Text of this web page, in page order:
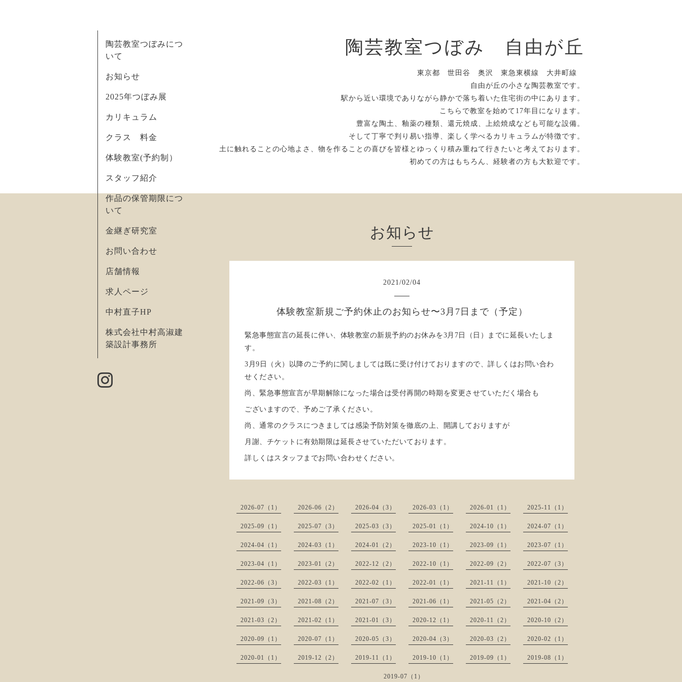
陶芸教室つぼみ 自由が丘
東京都 世田谷 奥沢 東急東横線 大井町線
自由が丘の小さな陶芸教室です。
駅から近い環境でありながら静かで落ち着いた住宅街の中にあります。
こちらで教室を始めて17年目になります。
豊富な陶土、釉薬の種類、還元焼成、上絵焼成なども可能な設備。
そして丁寧で判り易い指導、楽しく学べるカリキュラムが特徴です。
土に触れることの心地よさ、物を作ることの喜びを皆様とゆっくり積み重ねて行きたいと考えております。
初めての方はもちろん、経験者の方も大歓迎です。
陶芸教室つぼみにつ
いて
お知らせ
2025年つぼみ展
カリキュラム
クラス 料金
体験教室(予約制）
スタッフ紹介
作品の保管期限につ
いて
金継ぎ研究室
お問い合わせ
店舗情報
求人ページ
中村直子HP
株式会社中村高淑建
築設計事務所
お知らせ
2021/02/04
体験教室新規ご予約休止のお知らせ〜3月7日まで（予定）
緊急事態宣言の延長に伴い、体験教室の新規予約のお休みを3月7日（日）までに延長いたしま
す。
3月9日（火）以降のご予約に関しましては既に受け付けておりますので、詳しくはお問い合わ
せください。
尚、緊急事態宣言が早期解除になった場合は受付再開の時期を変更させていただく場合も
ございますので、予めご了承ください。
尚、通常のクラスにつきましては感染予防対策を徹底の上、開講しておりますが
月謝、チケットに有効期限は延長させていただいております。
詳しくはスタッフまでお問い合わせください。
2026-07（1） 2026-06（2） 2026-04（3） 2026-03（1） 2026-01（1） 2025-11（1）
2025-09（1） 2025-07（3） 2025-03（3） 2025-01（1） 2024-10（1） 2024-07（1）
2024-04（1） 2024-03（1） 2024-01（2） 2023-10（1） 2023-09（1） 2023-07（1）
2023-04（1） 2023-01（2） 2022-12（2） 2022-10（1） 2022-09（2） 2022-07（3）
2022-06（3） 2022-03（1） 2022-02（1） 2022-01（1） 2021-11（1） 2021-10（2）
2021-09（3） 2021-08（2） 2021-07（3） 2021-06（1） 2021-05（2） 2021-04（2）
2021-03（2） 2021-02（1） 2021-01（3） 2020-12（1） 2020-11（2） 2020-10（2）
2020-09（1） 2020-07（1） 2020-05（3） 2020-04（3） 2020-03（2） 2020-02（1）
2020-01（1） 2019-12（2） 2019-11（1） 2019-10（1） 2019-09（1） 2019-08（1）
2019-07（1）